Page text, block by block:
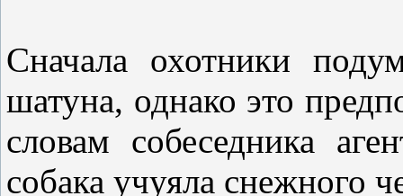
Сначала охотники
шатуна, однако это
словам собеседника
собака учуяла снежного